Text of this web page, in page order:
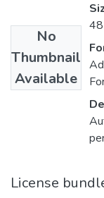
No
Thumbnail
Available
License